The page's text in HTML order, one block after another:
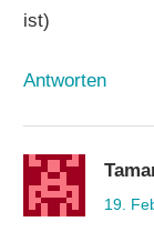
ist)
Antworten
19.